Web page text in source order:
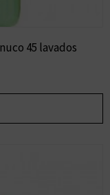
45 lavados